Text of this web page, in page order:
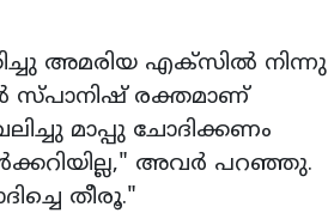
അമരിയ എക്‌സിൽ നിന്നു
സ്പാനിഷ് രക്തമാണ്
മാപ്പു ചോദിക്കണം
അവർ പറഞ്ഞു.
തീരൂ."